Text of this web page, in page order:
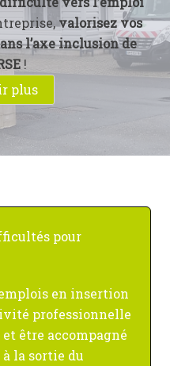
valorisez vos
l’axe inclusion de
!
plus
pour
en insertion
professionnelle
être accompagné
la sortie du